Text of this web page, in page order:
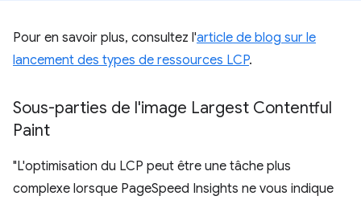
Pour en savoir plus, consultez l'article de blog sur le
lancement des types de ressources LCP.
Sous-parties de l'image Largest Contentful
Paint
"L'optimisation du LCP peut être une tâche plus
complexe lorsque PageSpeed Insights ne vous indique